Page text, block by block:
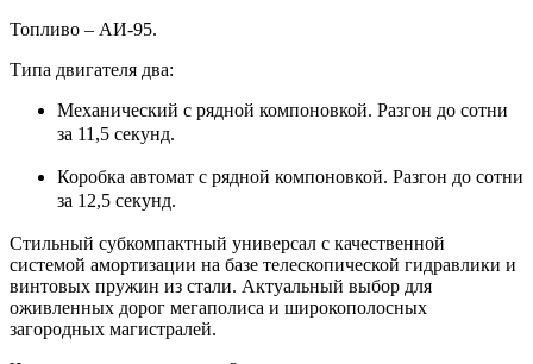
Топливо – АИ-95.
Типа двигателя два:
Механический с рядной компоновкой. Разгон до сотни
за 11,5 секунд.
Коробка автомат с рядной компоновкой. Разгон до сотни
за 12,5 секунд.
Стильный субкомпактный универсал с качественной
системой амортизации на базе телескопической гидравлики и
винтовых пружин из стали. Актуальный выбор для
оживленных дорог мегаполиса и широкополосных
загородных магистралей.